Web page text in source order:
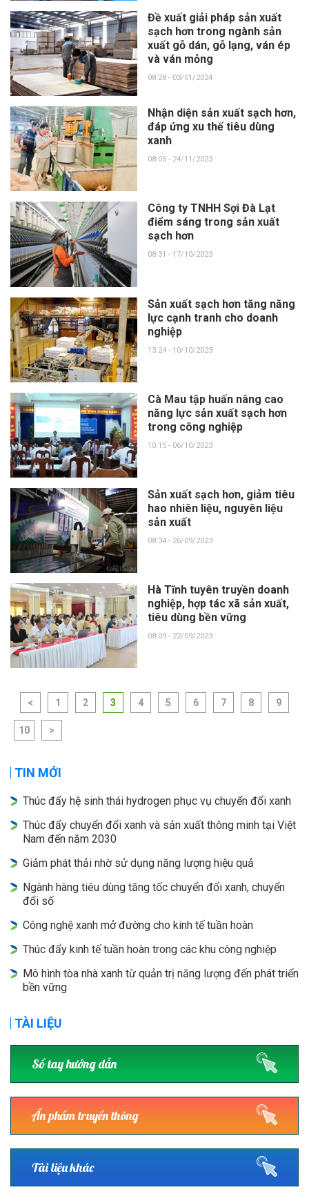
Đề xuất giải pháp sản xuất
sạch hơn trong ngành sản
xuất gỗ dán, gỗ lạng, ván ép
và ván mỏng
08:28 - 03/01/2024
Nhận diện sản xuất sạch hơn,
đáp ứng xu thế tiêu dùng
xanh
08:05 - 24/11/2023
Công ty TNHH Sợi Đà Lạt
điểm sáng trong sản xuất
sạch hơn
08:31 - 17/10/2023
Sản xuất sạch hơn tăng năng
lực cạnh tranh cho doanh
nghiệp
13:24 - 10/10/2023
Cà Mau tập huấn nâng cao
năng lực sản xuất sạch hơn
trong công nghiệp
10:15 - 06/10/2023
Sản xuất sạch hơn, giảm tiêu
hao nhiên liệu, nguyên liệu
sản xuất
08:34 - 26/09/2023
Hà Tĩnh tuyên truyền doanh
nghiệp, hợp tác xã sản xuất,
tiêu dùng bền vững
08:09 - 22/09/2023
< 1 2 3 4 5 6 7 8 9
10 >
TIN MỚI
Thúc đẩy hệ sinh thái hydrogen phục vụ chuyển đổi xanh
Thúc đẩy chuyển đổi xanh và sản xuất thông minh tại Việt
Nam đến năm 2030
Giảm phát thải nhờ sử dụng năng lượng hiệu quả
Ngành hàng tiêu dùng tăng tốc chuyển đổi xanh, chuyển
đổi số
Công nghệ xanh mở đường cho kinh tế tuần hoàn
Thúc đẩy kinh tế tuần hoàn trong các khu công nghiệp
Mô hình tòa nhà xanh từ quản trị năng lượng đến phát triển
bền vững
TÀI LIỆU
Sổ tay hướng dẫn
Ấn phẩm truyền thông
Tài liệu khác